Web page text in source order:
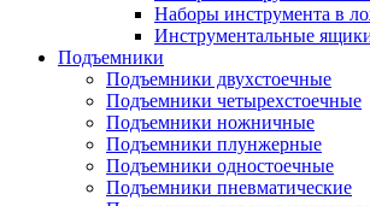
Наборы инструмента в
Инструментальные
Подъемники
Подъемники двухстоечные
Подъемники четырехстоечные
Подъемники ножничные
Подъемники плунжерные
Подъемники одностоечные
Подъемники пневматические